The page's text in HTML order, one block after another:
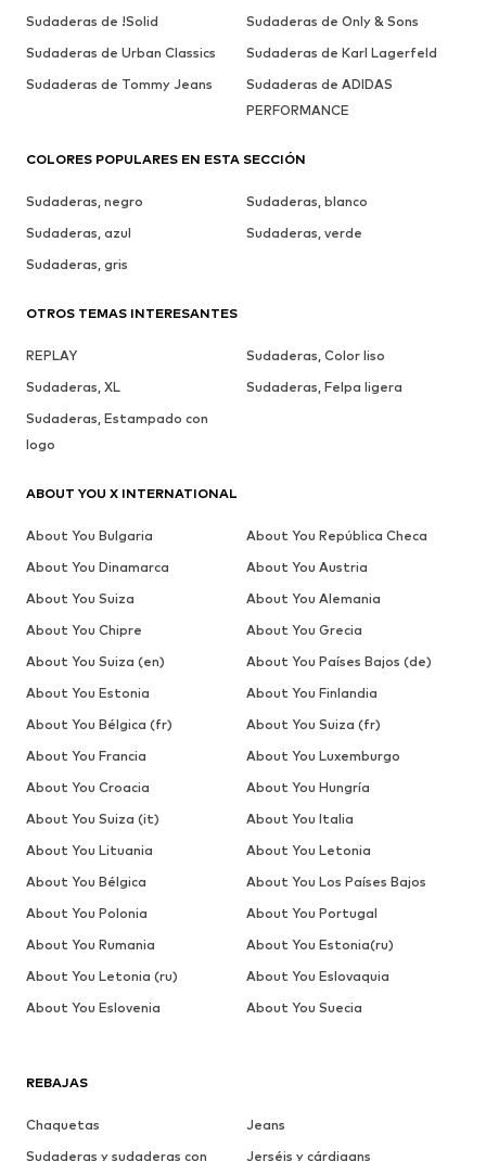
REBAJAS
Chaquetas
Jeans
Sudaderas y sudaderas con
Jerséis y cárdigans
Sudaderas de !Solid
Sudaderas de Only & Sons
Sudaderas de Urban Classics
Sudaderas de Karl Lagerfeld
Sudaderas de Tommy Jeans
Sudaderas de ADIDAS
PERFORMANCE
COLORES POPULARES EN ESTA SECCIÓN
Sudaderas, negro
Sudaderas, blanco
Sudaderas, azul
Sudaderas, verde
Sudaderas, gris
OTROS TEMAS INTERESANTES
REPLAY
Sudaderas, Color liso
Sudaderas, XL
Sudaderas, Felpa ligera
Sudaderas, Estampado con
logo
ABOUT YOU X INTERNATIONAL
About You Bulgaria
About You República Checa
About You Dinamarca
About You Austria
About You Suiza
About You Alemania
About You Chipre
About You Grecia
About You Suiza (en)
About You Países Bajos (de)
About You Estonia
About You Finlandia
About You Bélgica (fr)
About You Suiza (fr)
About You Francia
About You Luxemburgo
About You Croacia
About You Hungría
About You Suiza (it)
About You Italia
About You Lituania
About You Letonia
About You Bélgica
About You Los Países Bajos
About You Polonia
About You Portugal
About You Rumania
About You Estonia(ru)
About You Letonia (ru)
About You Eslovaquia
About You Eslovenia
About You Suecia